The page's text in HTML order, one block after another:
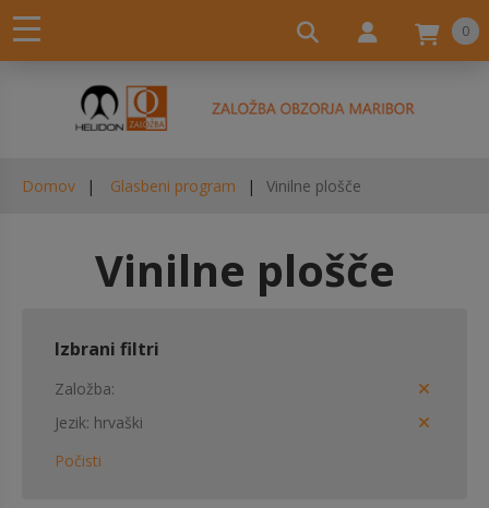
0
Domov Glasbeni program Vinilne plošče
Vinilne plošče
Izbrani filtri
Založba
Jezik hrvaški
Počisti